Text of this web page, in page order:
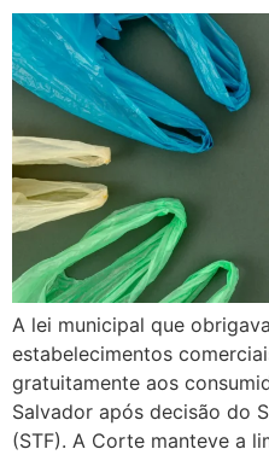
A lei municipal que
estabelecimentos
gratuitamente aos
Salvador após decisão do
(STF). A Corte manteve a